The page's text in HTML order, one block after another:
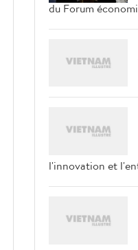
du Forum
l'innovation et